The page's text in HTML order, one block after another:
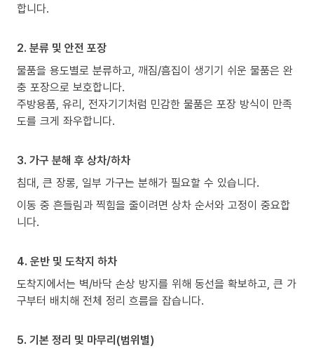
합니다.
2. 분류 및 안전 포장
물품을 용도별로 분류하고, 깨짐/흠집이 생기기 쉬운 물품은 완
충 포장으로 보호합니다.
주방용품, 유리, 전자기기처럼 민감한 물품은 포장 방식이 만족
도를 크게 좌우합니다.
3. 가구 분해 후 상차/하차
침대, 큰 장롱, 일부 가구는 분해가 필요할 수 있습니다.
이동 중 흔들림과 찍힘을 줄이려면 상차 순서와 고정이 중요합
니다.
4. 운반 및 도착지 하차
도착지에서는 벽/바닥 손상 방지를 위해 동선을 확보하고, 큰 가
구부터 배치해 전체 정리 흐름을 잡습니다.
5. 기본 정리 및 마무리(범위별)